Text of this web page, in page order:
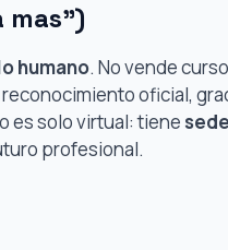
mas")
humano. No vende
oficial,
es solo virtual: tiene
profesional.